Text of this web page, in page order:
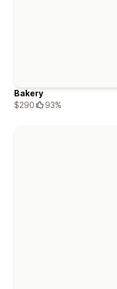
Bakery
$290
93%